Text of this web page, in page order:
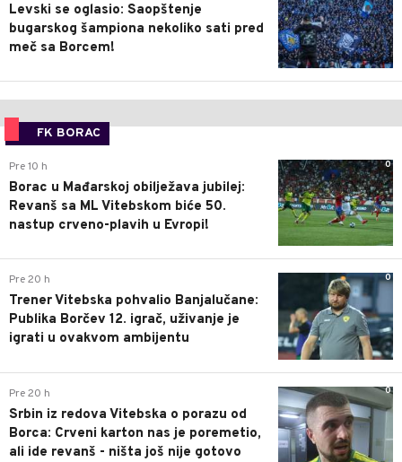
Levski se oglasio: Saopštenje
bugarskog šampiona nekoliko sati pred
meč sa Borcem!
FK BORAC
0
Pre 10 h
Borac u Mađarskoj obilježava jubilej:
Revanš sa ML Vitebskom biće 50.
nastup crveno-plavih u Evropi!
0
Pre 20 h
Trener Vitebska pohvalio Banjalučane:
Publika Borčev 12. igrač, uživanje je
igrati u ovakvom ambijentu
0
Pre 20 h
Srbin iz redova Vitebska o porazu od
Borca: Crveni karton nas je poremetio,
ali ide revanš - ništa još nije gotovo